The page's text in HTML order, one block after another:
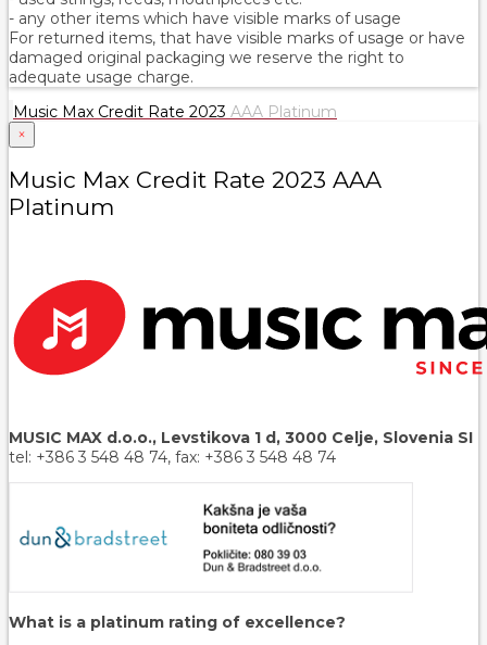
- any other items which have visible marks of usage
For returned items, that have visible marks of usage or have
damaged original packaging we reserve the right to
adequate usage charge.
Music Max Credit Rate 2023 AAA Platinum
×
Music Max Credit Rate 2023 AAA
Platinum
MUSIC MAX d.o.o., Levstikova 1 d, 3000 Celje, Slovenia SI
tel: +386 3 548 48 74, fax: +386 3 548 48 74
What is a platinum rating of excellence?